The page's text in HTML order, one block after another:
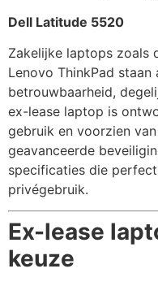
Dell Latitude 5520
Zakelijke laptops zoals
Lenovo ThinkPad
betrouwbaarheid,
ex-lease laptop is
gebruik en voorzien
geavanceerde
specificaties die
privégebruik.
Ex-lease
keuze